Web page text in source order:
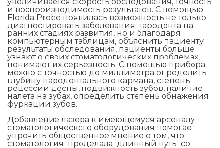
и воспроизводимость результатов. С помощью
Florida Probe появилась возможность не только
диагностировать заболевания пародонта на
ранних стадиях развития, но и благодаря
компьютерным таблицам, объяснить пациенту
результаты обследования, пациенты больше
узнают о своих стоматологических проблемах,
понимают их серьезность. С помощью прибора
можно с точностью до миллиметра определить
глубину пародонтального кармана, степень
рецессии десны, подвижность зубов, наличие
налета на зубах, определить степень обнажения
фуркации зубов.
Добавление лазера к имеющемуся арсеналу
стоматологического оборудования помогает
упрочить общественное мнение о том, что
стоматология проделала длинный путь со